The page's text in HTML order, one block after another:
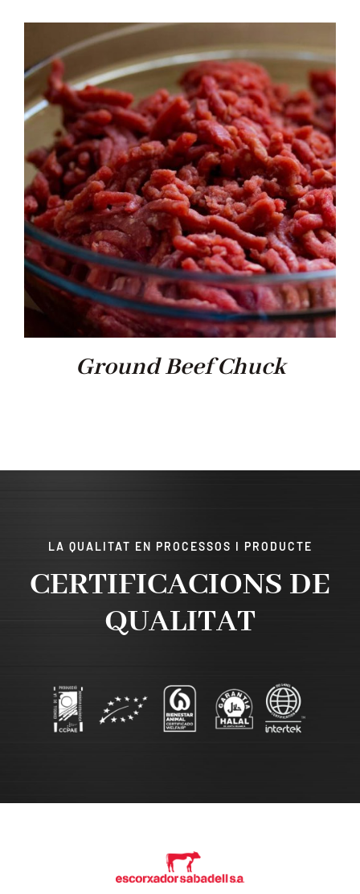
Ground Beef Chuck
LA QUALITAT EN PROCESSOS I PRODUCTE
CERTIFICACIONS DE
QUALITAT